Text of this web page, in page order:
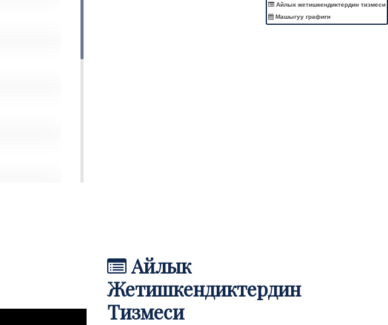
Айлык жетишкендиктердин тизмеси
Машыгуу графиги
Айлык
Жетишкендиктердин
Тизмеси